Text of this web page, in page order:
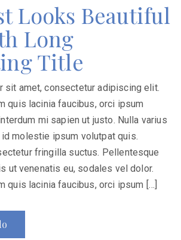
Looks Beautiful
Long
Title
sit amet, consectetur adipiscing elit.
quis lacinia faucibus, orci ipsum
mi sapien ut justo. Nulla varius
id molestie ipsum volutpat quis.
fringilla suctus. Pellentesque
ut venenatis eu, sodales vel dolor.
quis lacinia faucibus, orci ipsum […]